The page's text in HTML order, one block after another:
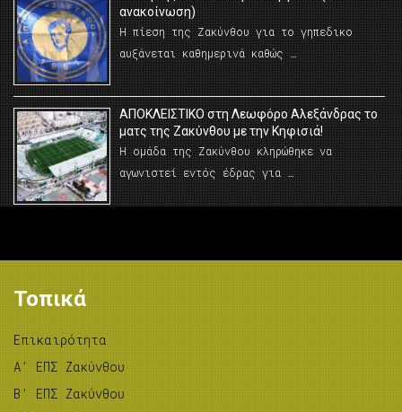
ανακοίνωση)
Η πίεση της Ζακύνθου για το γηπεδικο
αυξάνεται καθημερινά καθώς …
AΠΟΚΛΕΙΣΤΙΚΟ στη Λεωφόρο Αλεξάνδρας το
ματς της Ζακύνθου με την Κηφισιά!
Η ομάδα της Ζακύνθου κληρώθηκε να
αγωνιστεί εντός έδρας για …
Τοπικά
Επικαιρότητα
A’ ΕΠΣ Ζακύνθου
B’ ΕΠΣ Ζακύνθου